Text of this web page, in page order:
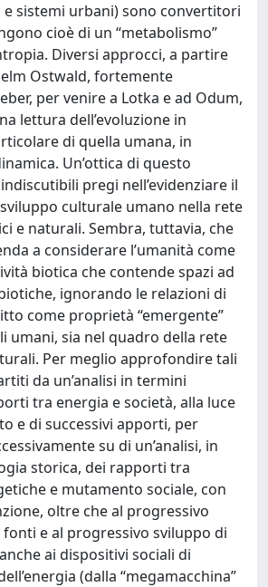
sistemi urbani) sono convertitori
cioè di un “metabolismo”
Diversi approcci, a partire
Ostwald, fortemente
per venire a Lotka e ad Odum,
lettura dell’evoluzione in
di quella umana, in
Un’ottica di questo
pregi nell’evidenziare il
culturale umano nella rete
e naturali. Sembra, tuttavia, che
a considerare l’umanità come
biotica che contende spazi ad
ignorando le relazioni di
come proprietà “emergente”
umani, sia nel quadro della rete
Per meglio approfondire tali
da un’analisi in termini
tra energia e società, alla luce
e di successivi apporti, per
su di un’analisi, in
storica, dei rapporti tra
e mutamento sociale, con
oltre che al progressivo
fonti e al progressivo sviluppo di
ai dispositivi sociali di
(dalla “megamacchina”